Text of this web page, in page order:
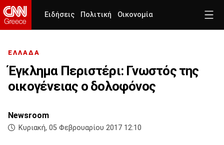
Ειδήσεις Πολιτική Οικονομία
ΕΛΛΑΔΑ
Έγκλημα Περιστέρι: Γνωστός της
οικογένειας ο δολοφόνος
Newsroom
Κυριακή, 05 Φεβρουαρίου 2017 12:10